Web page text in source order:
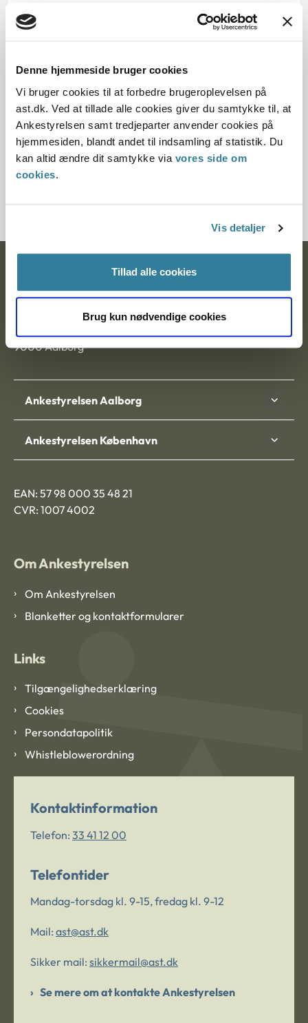
Denne hjemmeside bruger cookies
Vi bruger cookies til at forbedre brugeroplevelsen på
ast.dk. Ved at tillade alle cookies giver du samtykke til, at
Ankestyrelsen samt tredjeparter anvender cookies på
hjemmesiden, blandt andet til indsamling af statistik. Du
kan altid ændre dit samtykke via vores side om
cookies.
Vis detaljer
Tillad alle cookies
Brug kun nødvendige cookies
Offentliggørelsesdato
11.07.2013
Paragraf
§ 8 § 21
Journalnummer
Postadresse:
9000 Aalborg
Ankestyrelsen Aalborg
Ankestyrelsen København
EAN: 57 98 000 35 48 21
CVR: 1007 4002
Om Ankestyrelsen
Om Ankestyrelsen
Blanketter og kontaktformularer
Links
Tilgængelighedserklæring
Cookies
Persondatapolitik
Whistleblowerordning
Kontaktinformation
Telefon: 33 41 12 00
Telefontider
Mandag-torsdag kl. 9-15, fredag kl. 9-12
Mail: ast@ast.dk
Sikker mail: sikkermail@ast.dk
Se mere om at kontakte Ankestyrelsen